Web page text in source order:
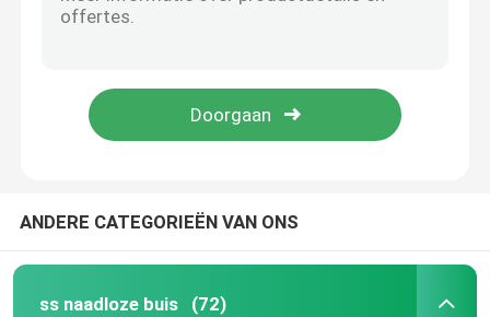
SS 304 Pijp
de plaat van het aluminiumblad
ANDERE CATEGORIEËN VAN ONS
ss naadloze buis (72)